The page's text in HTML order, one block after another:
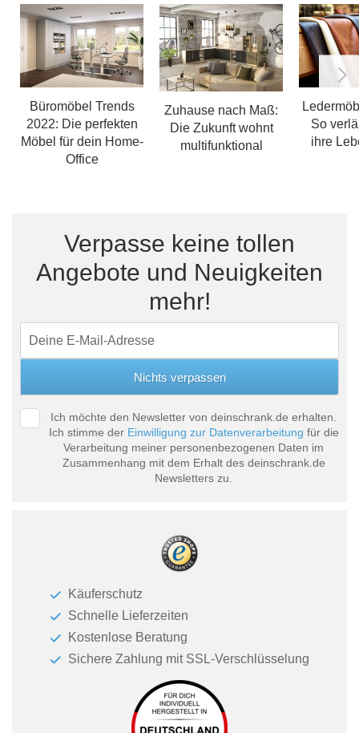
Büromöbel Trends
2022: Die perfekten
Möbel für dein Home-
Office
Zuhause nach Maß:
Die Zukunft wohnt
multifunktional
So
ihre
Verpasse keine tollen
Angebote und Neuigkeiten
mehr!
Ich möchte den Newsletter von deinschrank.de erhalten.
Ich stimme der Einwilligung zur Datenverarbeitung für die
Verarbeitung meiner personenbezogenen Daten im
Zusammenhang mit dem Erhalt des deinschrank.de
Newsletters zu.
Käuferschutz
Schnelle Lieferzeiten
Kostenlose Beratung
Sichere Zahlung mit SSL-Verschlüsselung